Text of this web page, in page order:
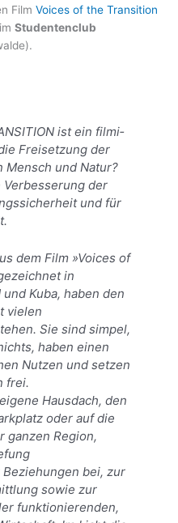
Film Voices of the Transition
Studentenclub
ist ein filmi­
Freisetzung der
Mensch und Na­tur?
der
und für
dem Film »Voices of
in
Kuba, haben den
vielen
Sie sind simpel,
ha­ben einen
Nutzen und setzen
frei.
Hausdach, den
oder auf die
ganzen Region,
bei, zur
sowie zur
funk­tionierenden,